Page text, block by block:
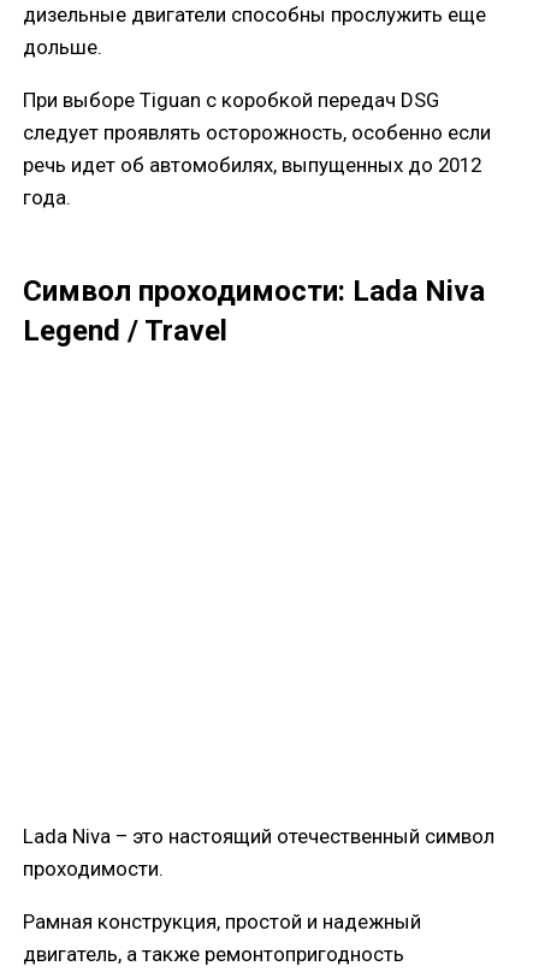
дизельные двигатели способны прослужить еще
дольше.
При выборе Tiguan с коробкой передач DSG
следует проявлять осторожность, особенно если
речь идет об автомобилях, выпущенных до 2012
года.
Символ проходимости: Lada Niva
Legend / Travel
Lada Niva – это настоящий отечественный символ
проходимости.
Рамная конструкция, простой и надежный
двигатель, а также ремонтопригодность